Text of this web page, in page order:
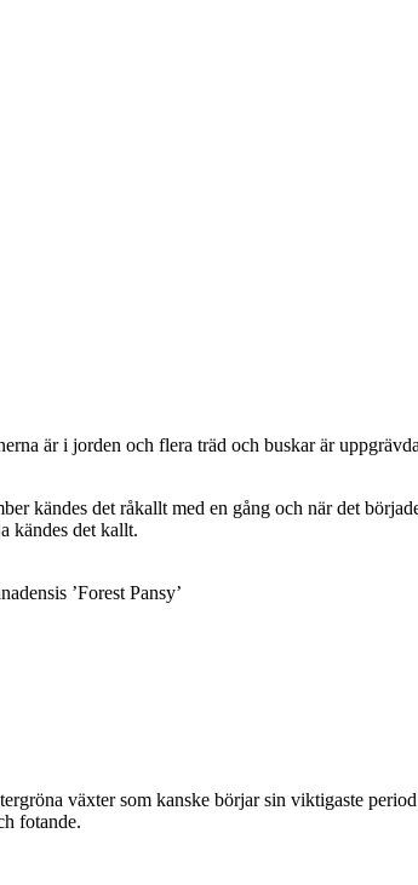
är i jorden och flera träd och buskar är
kändes det råkallt med en gång och när det
kändes det kallt.
’Forest Pansy’
växter som kanske börjar sin viktigaste
fotande.